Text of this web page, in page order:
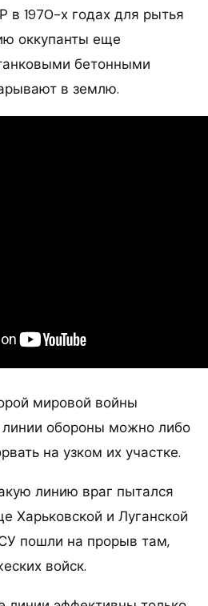
1970-х годах для рытья
оккупанты еще
бетонными
в землю.
мировой войны
линии обороны можно либо
на узком их участке.
линию враг пытался
Харьковской и Луганской
пошли на прорыв там,
войск.